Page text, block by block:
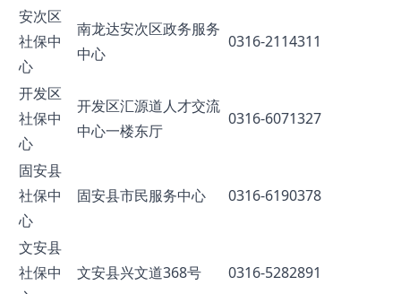
安次区
社保中
心
南龙达安次区政务服务
中心
0316-2114311
开发区
社保中
心
开发区汇源道人才交流
中心一楼东厅
0316-6071327
固安县
社保中
心
固安县市民服务中心 0316-6190378
文安县
社保中
文安县兴文道368号 0316-5282891